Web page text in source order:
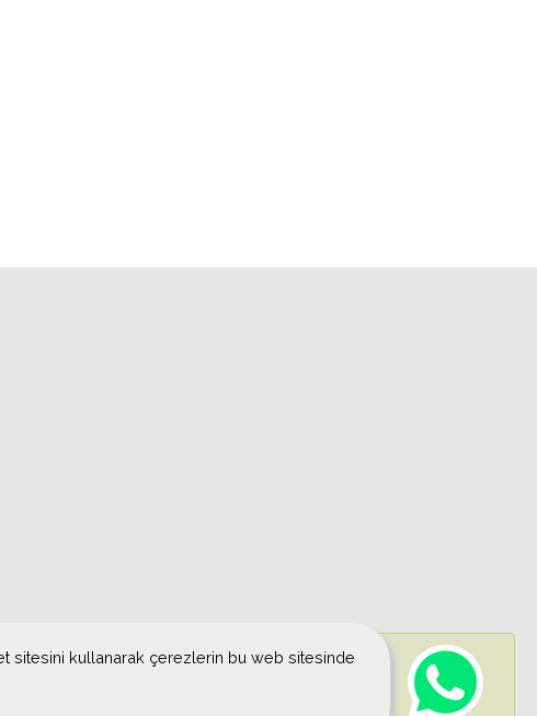
sitesini kullanarak çerezlerin bu web sitesinde